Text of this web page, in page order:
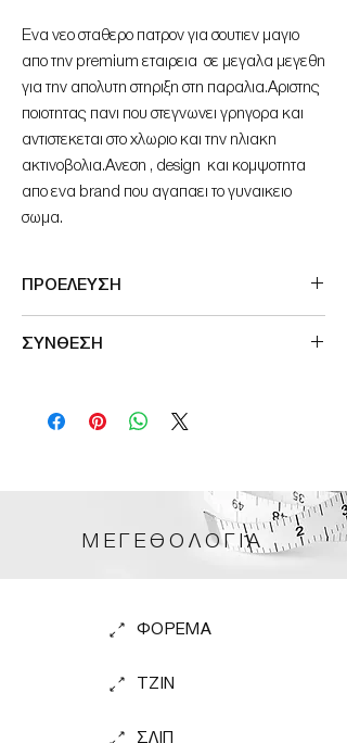
Ενα νεο σταθερο πατρον για σουτιεν μαγιο
απο την premium εταιρεια σε μεγαλα μεγεθη
για την απολυτη στηριξη στη παραλια.Αριστης
ποιοτητας πανι που στεγνωνει γρηγορα και
αντιστεκεται στο χλωριο και την ηλιακη
ακτινοβολια.Ανεση , design και κομψοτητα
απο ενα brand που αγαπαει το γυναικειο
σωμα.
ΠΡΟΕΛΕΥΣΗ
ΣΥΝΘΕΣΗ
ΜΕΓΕΘΟΛΟΓΙΑ
ΦΟΡΕΜΑ
TZIN
ΣΛΙΠ